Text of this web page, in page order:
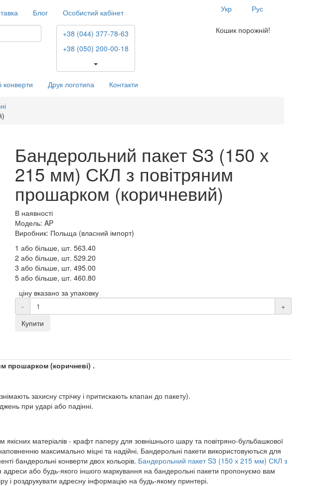
Блог Особистий кабінет Укр Рус
+38 (044) 377-78-63
+38 (050) 200-00-18
Кошик порожній!
конверти Друк логотипа Контакти
Бандерольний пакет S3 (150 х
215 мм) СКЛ з повітряним
прошарком (коричневий)
В наявності
Модель: AP
Виробник: Польща (власний імпорт)
1 або більше, шт. 563.40
2 або більше, шт. 529.20
3 або більше, шт. 495.00
5 або більше, шт. 460.80
ціну вказано за упаковку
-
+
Купити
прошарком(коричневі) .
захисну стрічку і притискають клапан до пакету).
при ударі або падінні.
матеріалів - крафт паперу для зовнішнього шару та повітряно-бульбашкової
максимально міцні та надійні. Бандерольні пакети використовуються для
бандерольні конверти двох кольорів. Бандерольний пакет S3 (150 х 215 мм) СКЛ з
або будь-якого іншого маркування на бандерольні пакети пропонуємо вам
і роздрукувати адресну інформацію на будь-якому принтері.